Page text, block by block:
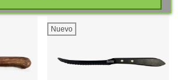
Nuevo